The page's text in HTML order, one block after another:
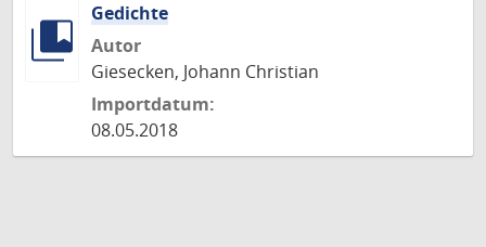
Gedichte
Autor
Giesecken, Johann Christian
Importdatum:
08.05.2018